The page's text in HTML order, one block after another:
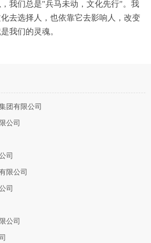
我们总是"兵马未动，文化先行"。我
去选择人，也依靠它去影响人，改变
我们的灵魂。
团有限公司
公司
司
限公司
司
公司